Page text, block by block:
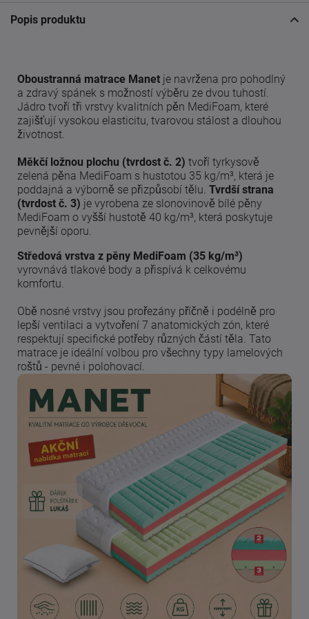
Popis produktu
Oboustranná matrace Manet je navržena pro pohodlný
a zdravý spánek s možností výběru ze dvou tuhostí.
Jádro tvoří tři vrstvy kvalitních pěn MediFoam, které
zajišťují vysokou elasticitu, tvarovou stálost a dlouhou
životnost.
Měkčí ložnou plochu (tvrdost č. 2) tvoří tyrkysově
zelená pěna MediFoam s hustotou 35 kg/m³, která je
poddajná a výborně se přizpůsobí tělu. Tvrdší strana
(tvrdost č. 3) je vyrobena ze slonovinově bílé pěny
MediFoam o vyšší hustotě 40 kg/m³, která poskytuje
pevnější oporu.
Středová vrstva z pěny MediFoam (35 kg/m³)
vyrovnává tlakové body a přispívá k celkovému
komfortu.
Obě nosné vrstvy jsou prořezány příčně i podélně pro
lepší ventilaci a vytvoření 7 anatomických zón, které
respektují specifické potřeby různých částí těla. Tato
matrace je ideální volbou pro všechny typy lamelových
roštů - pevné i polohovací.